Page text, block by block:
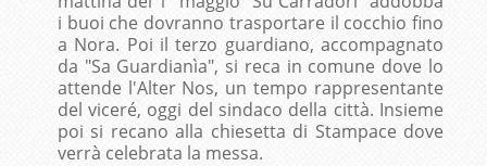
i buoi che dovranno trasportare il cocchio fino
a Nora. Poi il terzo guardiano, accompagnato
da "Sa Guardianìa", si reca in comune dove lo
attende l'Alter Nos, un tempo rappresentante
del viceré, oggi del sindaco della città. Insieme
poi si recano alla chiesetta di Stampace dove
verrà celebrata la messa.